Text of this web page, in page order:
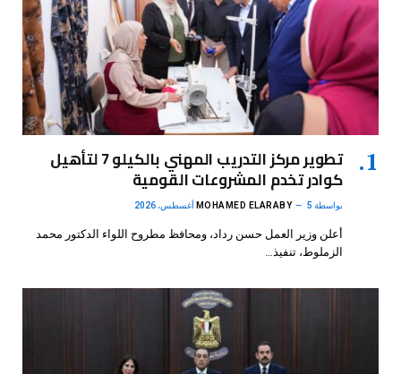
تطوير مركز التدريب المهني بالكيلو 7 لتأهيل
كوادر تخدم المشروعات القومية
بواسطة MOHAMED ELARABY 5 أغسطس، 2026
أعلن وزير العمل حسن رداد، ومحافظ مطروح اللواء الدكتور محمد
الزملوط، تنفيذ…